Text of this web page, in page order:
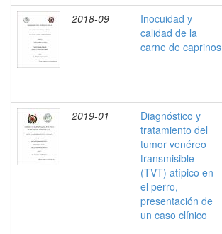
2018-09
Inocuidad y
calidad de la
carne de caprinos
2019-01
Diagnóstico y
tratamiento del
tumor venéreo
transmisible
(TVT) atípico en
el perro,
presentación de
un caso clínico